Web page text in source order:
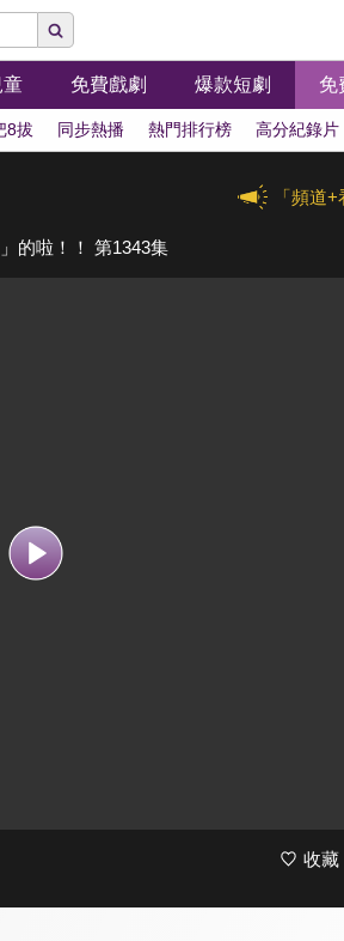
童 免費戲劇 爆款短劇 免
8拔 同步熱播 熱門排行榜 高分紀錄片
「頻道
的啦！！ 第1343集
收藏